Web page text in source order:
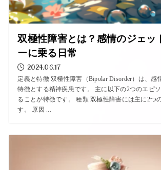
双極性障害とは？感情のジェッ
ーに乗る日常
2024.06.17
定義と特徴 双極性障害（Bipolar Disorder）は、感
特徴とする精神疾患です。 主に以下の2つのエピ
ることが特徴です。 種類 双極性障害には主に2つ
す。 原因 ...